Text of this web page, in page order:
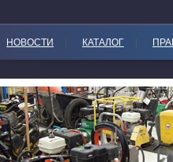
НОВОСТИ КАТАЛОГ